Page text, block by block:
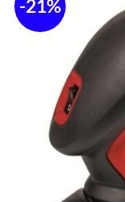
-21%